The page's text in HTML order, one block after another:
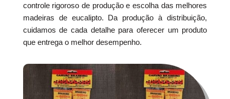
controle rigoroso de produção e escolha das melhores
madeiras de eucalipto. Da produção à distribuição,
cuidamos de cada detalhe para oferecer um produto
que entrega o melhor desempenho.